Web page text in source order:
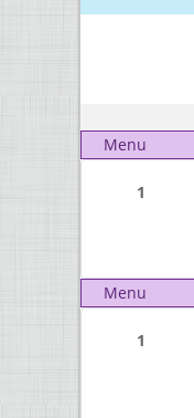
Menu
1
Menu
1